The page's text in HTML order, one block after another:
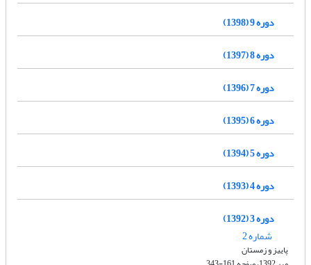
دوره 9 (1398)
دوره 8 (1397)
دوره 7 (1396)
دوره 6 (1395)
دوره 5 (1394)
دوره 4 (1393)
دوره 3 (1392)
شماره 2
پاییز و زمستان